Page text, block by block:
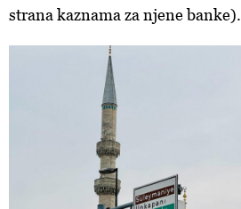
strana kaznama za njene banke).